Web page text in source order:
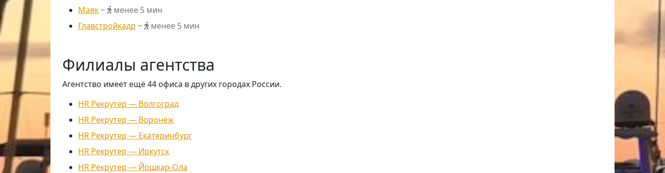
Маяк~
менее 5 мин
Главстройкадр ~ менее 5 мин
Филиалы агентства
Агентство имеет ещё 44 офиса в других городах России.
HR Рекрутер — Волгоград
HR Рекрутер — Воронеж
HR Рекрутер — Екатеринбург
HR Рекрутер — Иркутск
HR Рекрутер — Йошкар-Ола